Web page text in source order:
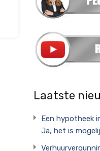
Laatste
Een hypotheek
Ja, het is